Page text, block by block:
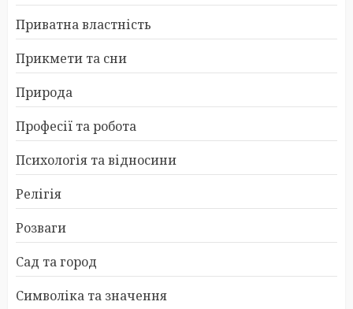
Приватна властність
Прикмети та сни
Природа
Професії та робота
Психологія та відносини
Релігія
Розваги
Сад та город
Символіка та значення